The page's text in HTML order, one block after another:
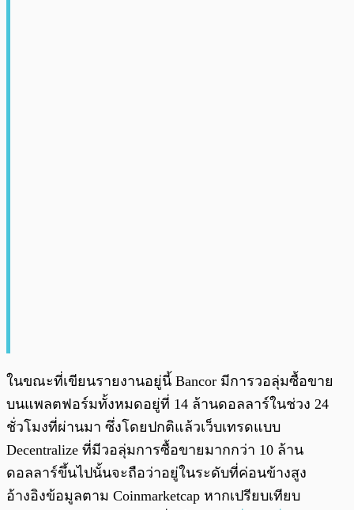
ในขณะที่เขียนรายงานอยู่นี้ Bancor มีการวอลุ่มซื้อขาย
บนแพลตฟอร์มทั้งหมดอยู่ที่ 14 ล้านดอลลาร์ในช่วง 24
ชั่วโมงที่ผ่านมา ซึ่งโดยปกติแล้วเว็บเทรดแบบ
Decentralize ที่มีวอลุ่มการซื้อขายมากกว่า 10 ล้าน
ดอลลาร์ขึ้นไปนั้นจะถือว่าอยู่ในระดับที่ค่อนข้างสูง
อ้างอิงข้อมูลตาม Coinmarketcap หากเปรียบเทียบ